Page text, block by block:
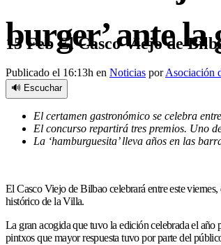
burger’ ante
15 FebEl Casco Viejo de
Publicado el 16:13h en Noticias porAsociación
🔊 Escuchar
El certamen gastronómico se celebra
El concurso repartirá tres premios. Uno
La ‘hamburguesita’ lleva años en las
El Casco Viejo de Bilbao celebrará entre este
histórico de la Villa.
La gran acogida que tuvo la edición celebrada el año
pintxos que mayor respuesta tuvo por parte del